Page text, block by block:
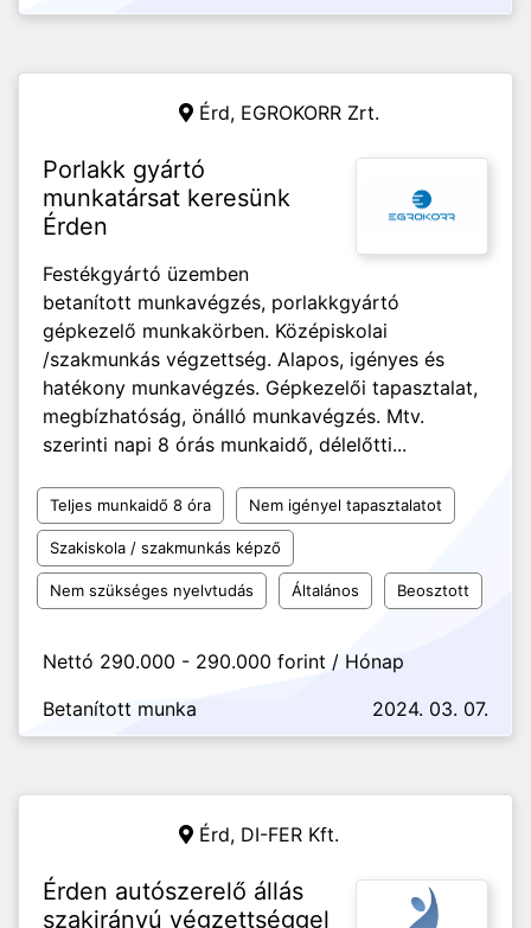
Érd, EGROKORR Zrt.
Porlakk gyártó
munkatársat keresünk
Érden
Festékgyártó üzemben
betanított munkavégzés, porlakkgyártó
gépkezelő munkakörben. Középiskolai
/szakmunkás végzettség. Alapos, igényes és
hatékony munkavégzés. Gépkezelői tapasztalat,
megbízhatóság, önálló munkavégzés. Mtv.
szerinti napi 8 órás munkaidő, délelőtti...
Teljes munkaidő 8 óra Nem igényel tapasztalatot
Szakiskola / szakmunkás képző
Nem szükséges nyelvtudás Általános Beosztott
Nettó 290.000 - 290.000 forint / Hónap
Betanított munka
2024. 03. 07.
Érd, DI-FER Kft.
Érden autószerelő állás
szakirányú végzettséggel